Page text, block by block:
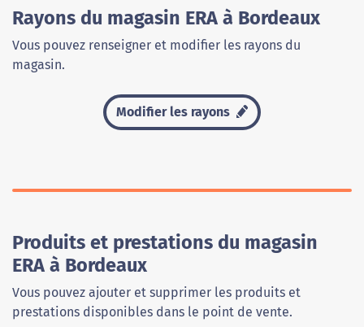
Rayons du magasin ERA à Bordeaux
Vous pouvez renseigner et modifier les rayons du
magasin.
Modifier les rayons
Produits et prestations du magasin
ERA à Bordeaux
Vous pouvez ajouter et supprimer les produits et
prestations disponibles dans le point de vente.